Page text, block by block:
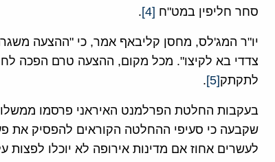
סחר חליפין במט"ח [4]
.
יו"ר המג'לס, מחסן קליבאף אמר, כי "ההצעה
צדדי בא לקיצו". מכל מקום, ההצעה טרם הפכה
לתקתק[5]
.
שקבעה כי סעיפי ההחלטה הקוראים להפסיק את
לעשרים אחוז אם מדינות אירופה לא יוכלו לפצות